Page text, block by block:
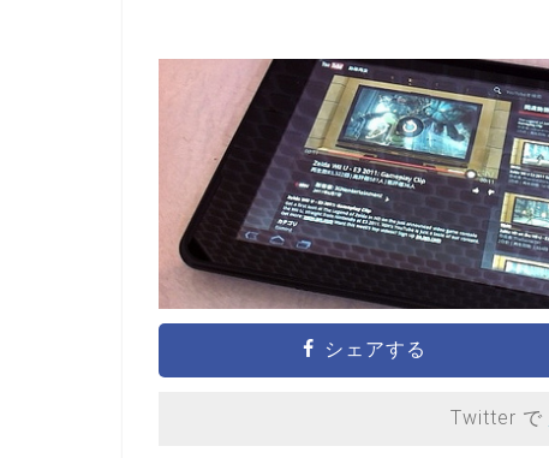
シェアする
Twitter で